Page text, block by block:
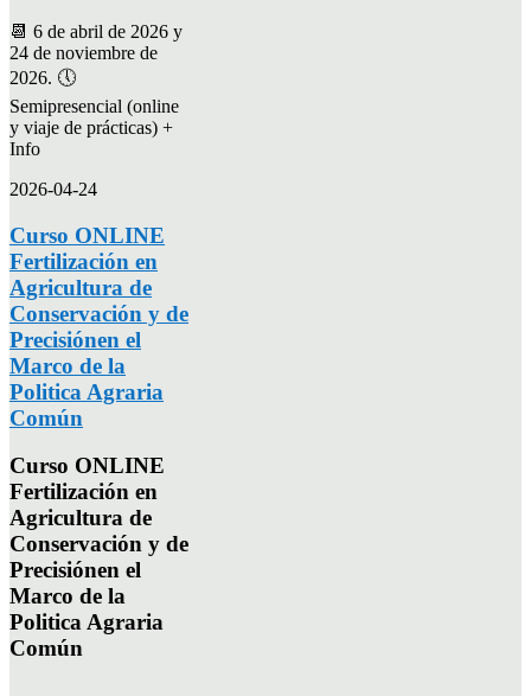
📆 6 de abril de 2026 y
24 de noviembre de
2026. 🕔
Semipresencial (online
y viaje de prácticas) +
Info
2026-04-24
Curso ONLINE
Fertilización en
Agricultura de
Conservación y de
Precisiónen el
Marco de la
Politica Agraria
Común
Curso ONLINE
Fertilización en
Agricultura de
Conservación y de
Precisiónen el
Marco de la
Politica Agraria
Común